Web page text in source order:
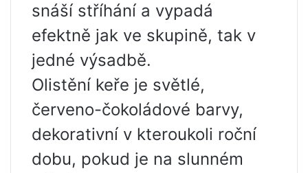
snáší stříhání a vypadá
efektně jak ve skupině, tak v
jedné výsadbě.
Olistění keře je světlé,
červeno-čokoládové barvy,
dekorativní v kteroukoli roční
dobu, pokud je na slunném